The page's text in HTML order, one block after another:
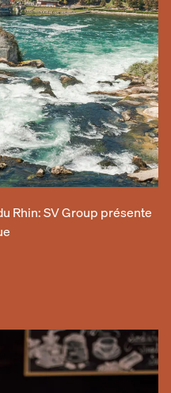
Rhin: SV Group présente